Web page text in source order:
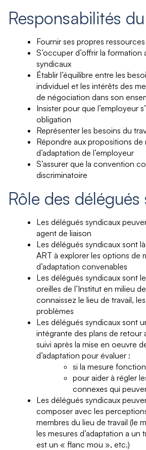
Responsabilités
Fournir ses propres
S’occuper d’offrir la formation
syndicaux
Établir l’équilibre entre les
individuel et les intérêts des
de négociation dans son
Insister pour que l’employeur
obligation
Représenter les besoins du
Répondre aux propositions de
d’adaptation de l’employeur
S’assurer que la convention
discriminatoire
Rôle des
Les délégués syndicaux
agent de liaison
Les délégués syndicaux sont
ART à explorer les options de
d’adaptation convenables
Les délégués syndicaux sont
oreilles de l’Institut en milieu
connaissez le lieu de travail,
problèmes
Les délégués syndicaux sont
intégrante des plans de retour
suivi après la mise en oeuvre
d’adaptation pour évaluer :
si la mesure
pour aider à régler
connexes qui
Les délégués syndicaux
composer avec les
membres du lieu de travail (le
les mesures d’adaptation a un
est un « flanc mou », etc.)